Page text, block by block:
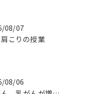
08/07
こりの授業
08/06